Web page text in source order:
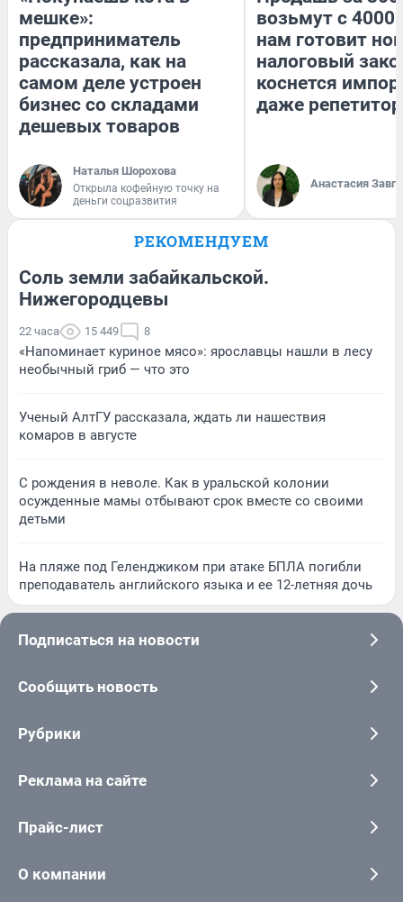
мешке»:
предприниматель
рассказала, как на
самом деле устроен
бизнес со складами
дешевых товаров
Наталья Шорохова
Открыла кофейную точку на
деньги соцразвития
возьмут с
нам готовит
налоговый
коснется
даже
Анастасия
РЕКОМЕНДУЕМ
Соль земли забайкальской.
Нижегородцевы
22 часа 15 449 8
«Напоминает куриное мясо»: ярославцы нашли в лесу
необычный гриб — что это
Ученый АлтГУ рассказала, ждать ли нашествия
комаров в августе
С рождения в неволе. Как в уральской колонии
осужденные мамы отбывают срок вместе со своими
детьми
На пляже под Геленджиком при атаке БПЛА погибли
преподаватель английского языка и ее 12-летняя дочь
Подписаться на новости
Сообщить новость
Рубрики
Реклама на сайте
Прайс-лист
О компании